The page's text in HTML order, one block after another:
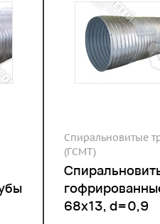
Спиральновитые
(ГСМТ)
68х13, d=0,9